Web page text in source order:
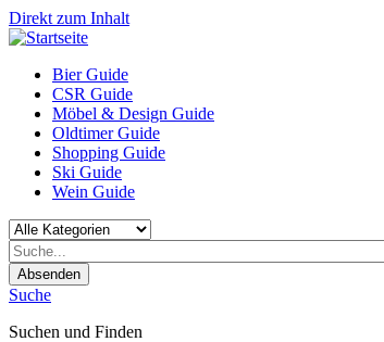
Direkt zum Inhalt
Bier Guide
CSR Guide
Möbel & Design Guide
Oldtimer Guide
Shopping Guide
Ski Guide
Wein Guide
Absenden
Suche
Suchen und Finden